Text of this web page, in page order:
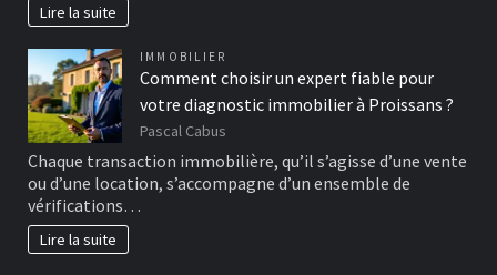
Lire la suite
IMMOBILIER
Comment choisir un expert fiable pour
votre diagnostic immobilier à Proissans ?
Pascal Cabus
Chaque transaction immobilière, qu’il s’agisse d’une vente
ou d’une location, s’accompagne d’un ensemble de
vérifications…
Lire la suite